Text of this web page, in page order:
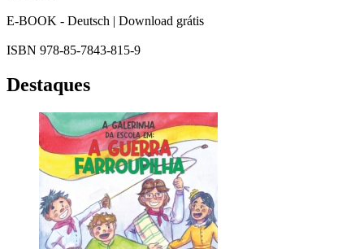
E-BOOK - Deutsch | Download grátis
ISBN 978-85-7843-815-9
Destaques